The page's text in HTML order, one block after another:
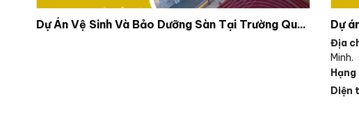
Dự Án Vệ Sinh Và Bảo Dưỡng Sàn Tại Trường Quốc Tế Việt Hoa
Địa
Minh.
Hạng
Diện